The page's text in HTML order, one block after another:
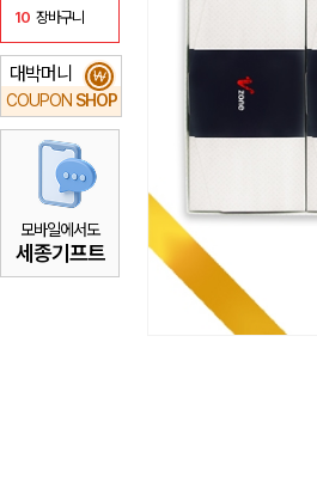
10 장바구니
대박머니
COUPON SHOP
₩
모바일에서도
세종기프트